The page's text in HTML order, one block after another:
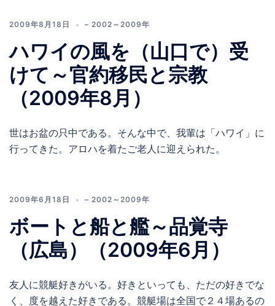
2009年8月18日 – 2002～2009年
ハワイの風を（山口で）受
けて～官約移民と宗教
（2009年8月）
世はお盆の只中である。そんな中で、我輩は「ハワイ」に
行ってきた。アロハを着たご老人に迎えられた。
2009年6月18日 – 2002～2009年
ボートと船と艦～品覚寺
（広島）（2009年6月）
友人に競艇好きがいる。好きといっても、ただの好きでな
く、度を越えた好きである。競艇場は全国で２４場あるの